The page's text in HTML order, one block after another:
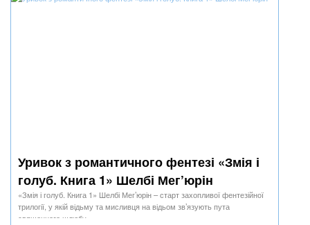
Уривок з романтичного фентезі «Змія і
голуб. Книга 1» Шелбі Мег’юрін
«Змія і голуб. Книга 1» Шелбі Мег’юрін – старт захопливої фентезійної
трилогії, у якій відьму та мисливця на відьом зв’язують пута
священного шлюбу.